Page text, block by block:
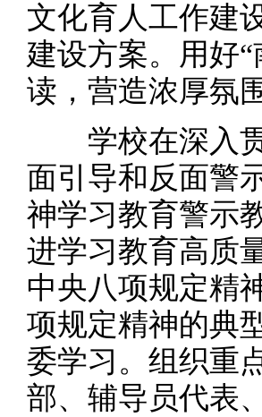
文化育人工作建
建设方案。用好
读，营造浓厚氛
学校在深入贯
面引导和反面警
神学习教育警示
进学习教育高质
中央八项规定精
项规定精神的典
委学习。组织重
部、辅导员代表